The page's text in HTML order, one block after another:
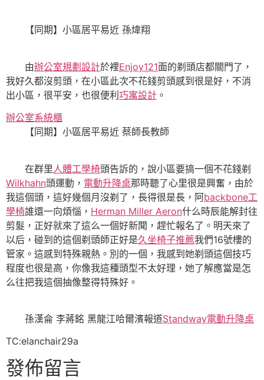
【同期】小區居平易近 孫煒翔
由辦公室規劃設計於裡Enjoy121面的剃頭店都關門了，
我好久都沒剪頭，在小區此次不花錢剪頭感到很是好，不消
出小區，很平安，也很便利巧寓設計 。
辦公室系統櫃
【同期】小區居平易近 蔡師長教師
在群里人體工學椅頭告訴的，說小區要搞一個不花錢剃
Wilkhahn頭運動， 電動升降桌那時聽了心里很是興奮，由於
我這個頭，這好幾個月沒剃了，長得很是長，阿backbone工
學椅誰還一向煩惱， Herman Miller Aeron什么時辰能解封往
剪髮，正好就來了這么一個好新聞，趕忙報名了。明天來了
以后，碰到的這個剃頭師正好是久坐椅子推薦我們16號樓的
管家。這感到特殊親熱。別的一個，我感到她剃頭這個技巧
程度也很是高，你像我這種頭型不太好理，她了解應當是怎
么往把我這個抽像整得特殊好。
孫漢侖 李蔣銘 黑龍江哈爾濱報道Standway電動升降桌
TC:elanchair29a
發佈留言